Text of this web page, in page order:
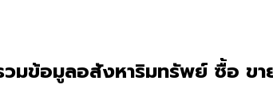
มข้อมูลอสังหาริมทรัพย์ ซื้อ ขา